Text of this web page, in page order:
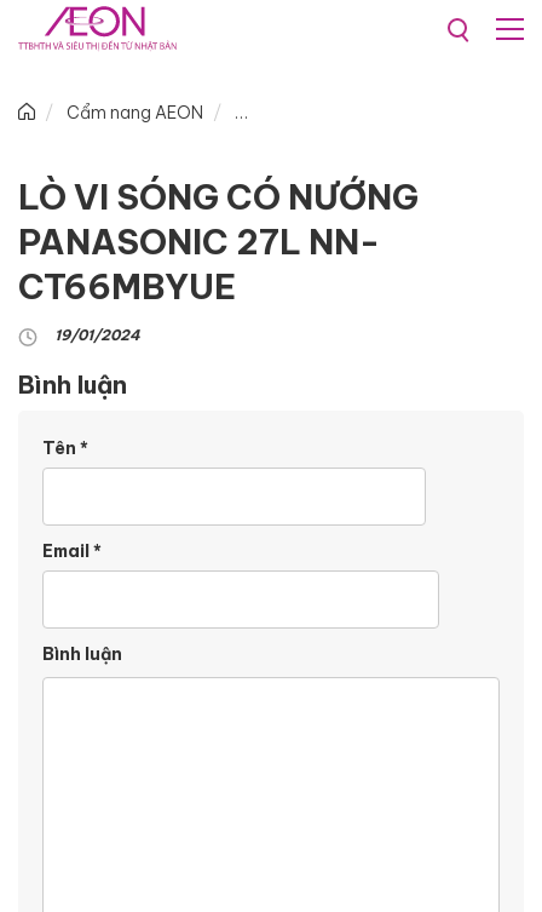
Cẩm nang AEON
LÒ VI SÓNG CÓ NƯỚNG
PANASONIC 27L NN-
CT66MBYUE
19/01/2024
Bình luận
Tên *
Email*
Bình luận